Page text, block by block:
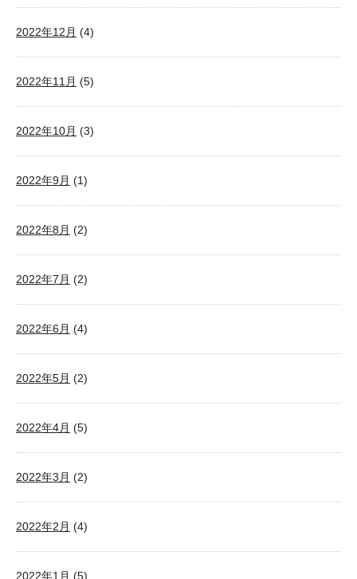
2022年12月 (4)
2022年11月 (5)
2022年10月 (3)
2022年9月 (1)
2022年8月 (2)
2022年7月 (2)
2022年6月 (4)
2022年5月 (2)
2022年4月 (5)
2022年3月 (2)
2022年2月 (4)
2022年1月 (5)